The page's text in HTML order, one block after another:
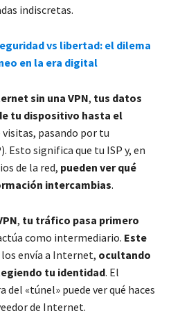
indiscretas.
vs libertad: el dilema
en la era digital
sin una VPN, tus datos
tu dispositivo hasta el
visitas, pasando por tu
Esto significa que tu ISP y, en
de la red, pueden ver qué
intercambias.
, tu tráfico pasa primero
como intermediario. Este
los envía a Internet, ocultando
tu identidad. El
del «túnel» puede ver qué haces
de Internet.